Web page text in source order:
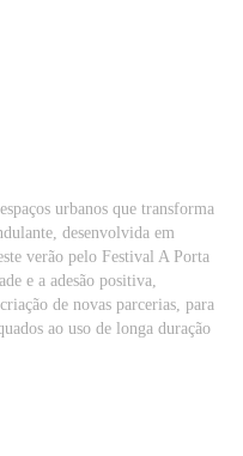
urbanos que transforma
desenvolvida em
verão pelo Festival A Porta
e a adesão positiva,
de novas parcerias, para
ao uso de longa duração